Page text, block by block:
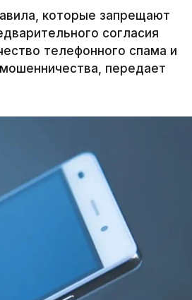
которые запрещают
согласия
телефонного спама и
передает